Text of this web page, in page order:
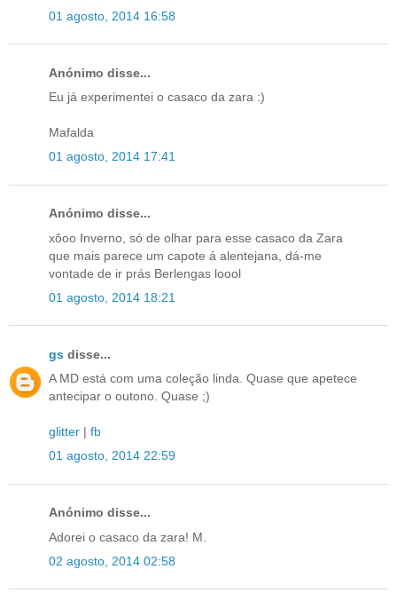
01 agosto, 2014 16:58
Anónimo disse...
Eu já experimentei o casaco da zara :)
Mafalda
01 agosto, 2014 17:41
Anónimo disse...
xôoo Inverno, só de olhar para esse casaco da Zara
que mais parece um capote á alentejana, dá-me
vontade de ir prás Berlengas loool
01 agosto, 2014 18:21
gs disse...
A MD está com uma coleção linda. Quase que apetece
antecipar o outono. Quase ;)
glitter | fb
01 agosto, 2014 22:59
Anónimo disse...
Adorei o casaco da zara! M.
02 agosto, 2014 02:58